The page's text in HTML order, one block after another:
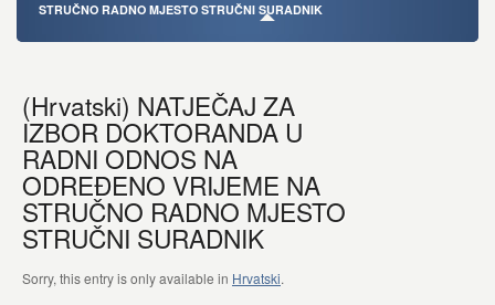
STRUČNO RADNO MJESTO STRUČNI SURADNIK
(Hrvatski) NATJEČAJ ZA
IZBOR DOKTORANDA U
RADNI ODNOS NA
ODREĐENO VRIJEME NA
STRUČNO RADNO MJESTO
STRUČNI SURADNIK
Sorry, this entry is only available in Hrvatski.